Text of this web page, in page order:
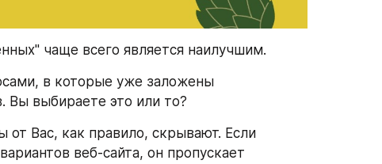
чаще всего является наилучшим.
в которые уже заложены
Вы выбираете это или то?
Вас, как правило, скрывают. Если
веб-сайта, он пропускает